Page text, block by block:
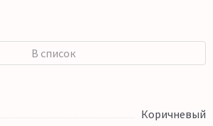
В список
Коричневый